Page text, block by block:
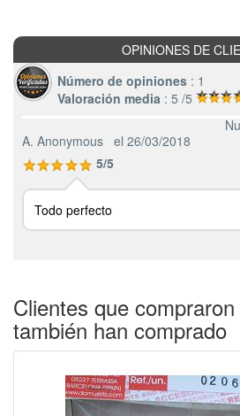
OPINIONES DE
Número de opiniones : 1
Valoración media : 5 /5
A. Anonymous el 26/03/2018
5/5
Todo perfecto
Clientes que
también han comprado